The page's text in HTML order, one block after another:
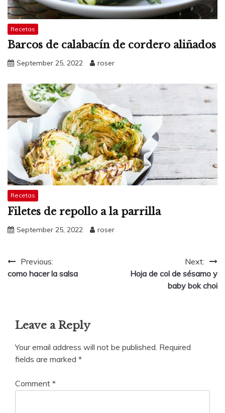
Recetas
Barcos de calabacín de cordero aliñados
September 25, 2022 roser
Recetas
Filetes de repollo a la parrilla
September 25, 2022 roser
PostPrevious:
como hacer la salsa
Next:
Hoja de col de sésamo y
baby bok choi
Leave a Reply
Your email address will not be published. Required
fields are marked *
Comment *